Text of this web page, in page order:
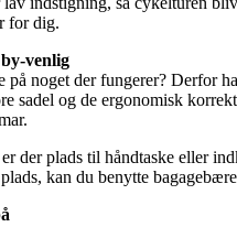
for dig.
venlig
noget der fungerer? Derfor
sadel og de ergonomisk
der plads til håndtaske eller
kan du benytte